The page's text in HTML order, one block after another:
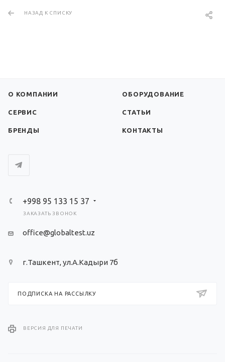
НАЗАД К СПИСКУ
О КОМПАНИИ ОБОРУДОВАНИЕ
СЕРВИС СТАТЬИ
БРЕНДЫ КОНТАКТЫ
+998 95 133 15 37
ЗАКАЗАТЬ ЗВОНОК
office@globaltest.uz
г.Ташкент, ул.А.Кадыри 7б
ПОДПИСКА НА РАССЫЛКУ
ВЕРСИЯ ДЛЯ ПЕЧАТИ